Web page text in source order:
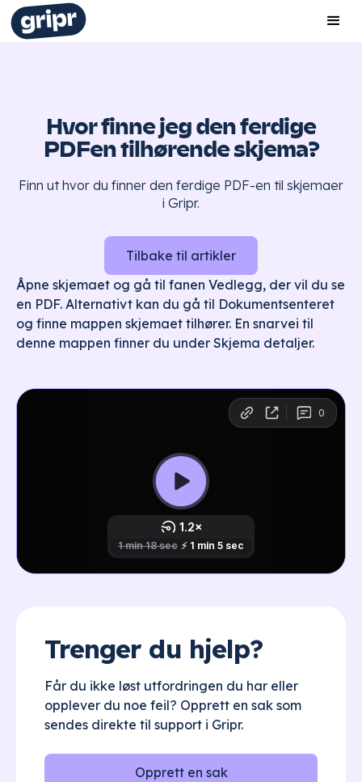
Hvor finne jeg den ferdige
PDFen tilhørende skjema?
Finn ut hvor du finner den ferdige PDF-en til skjemaer
i Gripr.
Tilbake til artikler
Åpne skjemaet og gå til fanen Vedlegg, der vil du se
en PDF. Alternativt kan du gå til Dokumentsenteret
og finne mappen skjemaet tilhører. En snarvei til
denne mappen finner du under Skjema detaljer.
Trenger du hjelp?
Får du ikke løst utfordringen du har eller
opplever du noe feil? Opprett en sak som
sendes direkte til support i Gripr.
Opprett en sak